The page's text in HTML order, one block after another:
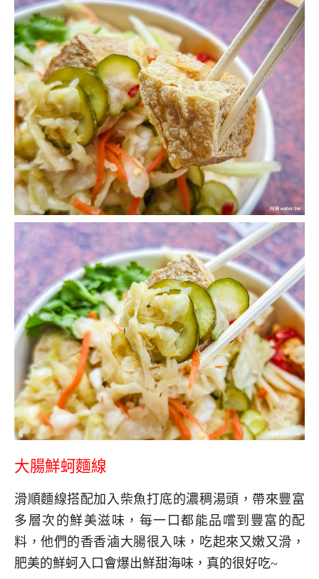
大腸鮮蚵麵線
滑順麵線搭配加入柴魚打底的濃稠湯頭，帶來豐富
多層次的鮮美滋味，每一口都能品嚐到豐富的配
料，他們的香香滷大腸很入味，吃起來又嫩又滑，
肥美的鮮蚵入口會爆出鮮甜海味，真的很好吃~